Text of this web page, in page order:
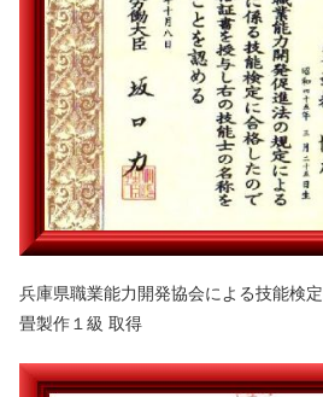
兵庫県職業能力開発協会による技能検定
畳製作１級 取得